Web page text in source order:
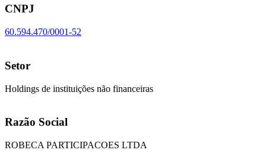
CNPJ
60.594.470/0001-52
Setor
Holdings de instituições não financeiras
Razão Social
ROBECA PARTICIPACOES LTDA